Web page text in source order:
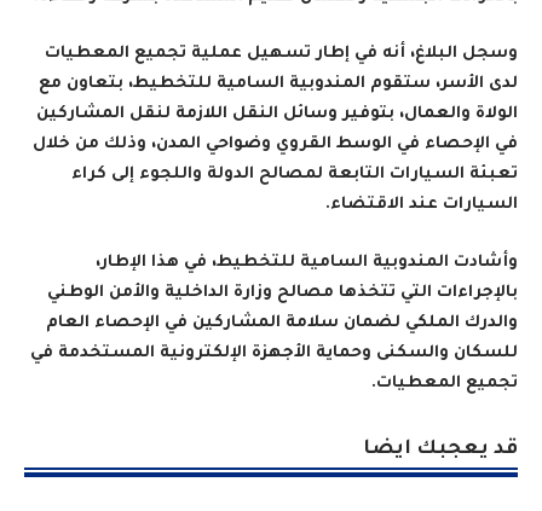
وسجل البلاغ، أنه في إطار تسهيل عملية تجميع المعطيات
لدى الأسر، ستقوم المندوبية السامية للتخطيط، بتعاون مع
الولاة والعمال، بتوفير وسائل النقل اللازمة لنقل المشاركين
في الإحصاء في الوسط القروي وضواحي المدن، وذلك من خلال
تعبئة السيارات التابعة لمصالح الدولة واللجوء إلى كراء
السيارات عند الاقتضاء.
وأشادت المندوبية السامية للتخطيط، في هذا الإطار،
بالإجراءات التي تتخذها مصالح وزارة الداخلية والأمن الوطني
والدرك الملكي لضمان سلامة المشاركين في الإحصاء العام
للسكان والسكنى وحماية الأجهزة الإلكترونية المستخدمة في
تجميع المعطيات.
قد يعجبك ايضا